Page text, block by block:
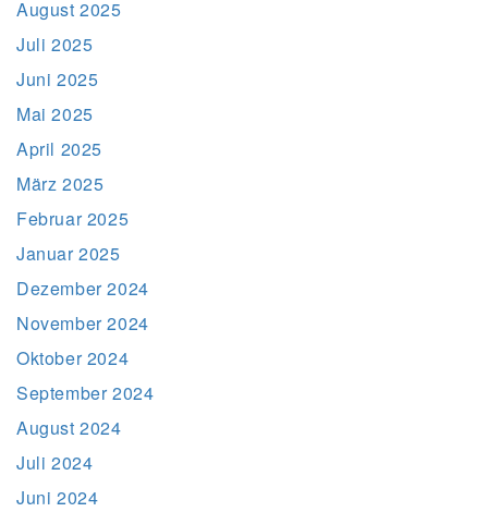
August 2025
Juli 2025
Juni 2025
Mai 2025
April 2025
März 2025
Februar 2025
Januar 2025
Dezember 2024
November 2024
Oktober 2024
September 2024
August 2024
Juli 2024
Juni 2024